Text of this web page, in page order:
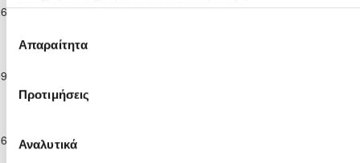
συγκατάθεσης
Απαραίτητα
Προτιμήσεις
Αναλυτικά
01-2025
02-2025
Παγκύπριο
2024/25
02-2025
Παίδων Κ-14